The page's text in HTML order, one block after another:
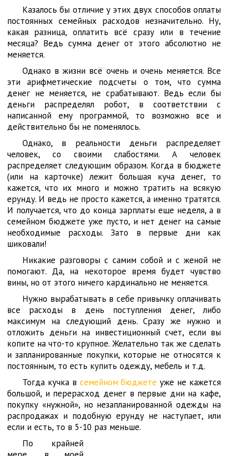
Казалось бы отличие у этих двух способов оплаты
постоянных семейных расходов незначительно. Ну,
какая разница, оплатить всё сразу или в течение
месяца? Ведь сумма денег от этого абсолютно не
меняется.
Однако в жизни всё очень и очень меняется. Все
эти арифметические подсчеты о том, что сумма
денег не меняется, не срабатывают. Ведь если бы
деньги распределял робот, в соответствии с
написанной ему программой, то возможно все и
действительно бы не поменялось.
Однако, в реальности деньги распределяет
человек, со своими слабостями. А человек
распределяет следующим образом. Когда в бюджете
(или на карточке) лежит большая куча денег, то
кажется, что их много и можно тратить на всякую
ерунду. И ведь не просто кажется, а именно тратятся.
И получается, что до конца зарплаты еще неделя, а в
семейном бюджете уже пусто, и нет денег на самые
необходимые расходы. Зато в первые дни как
шиковали!
Никакие разговоры с самим собой и с женой не
помогают. Да, на некоторое время будет чувство
вины, но от этого ничего кардинально не меняется.
Нужно вырабатывать в себе привычку оплачивать
все расходы в день поступления денег, либо
максимум на следующий день. Сразу же нужно и
отложить деньги на инвестиционный счет, если вы
копите на что-то крупное. Желательно так же сделать
и запланированные покупки, которые не относятся к
постоянным, то есть купить одежду, мебель и т.д.
Тогда кучка в семейном бюджете уже не кажется
большой, и перерасход денег в первые дни на кафе,
покупку «нужной», но незапланированной одежды на
распродажах и подобную ерунду не наступает, или
если и есть, то в 5-10 раз меньше.
По крайней